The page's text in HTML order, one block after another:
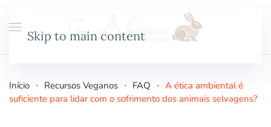
Skip to main content
Início Recursos Veganos FAQ
A ética ambiental é
suficiente para lidar com o sofrimento dos animais selvagens?